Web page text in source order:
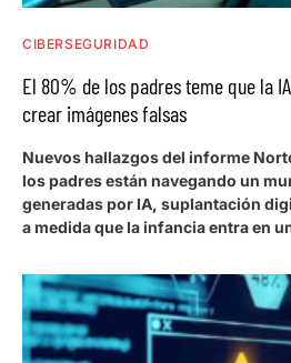
CIBERSEGURIDAD
El 80% de los padres teme que la
crear imágenes falsas
Nuevos hallazgos del informe
los padres están navegando un
generadas por IA, suplantación
a medida que la infancia entra en